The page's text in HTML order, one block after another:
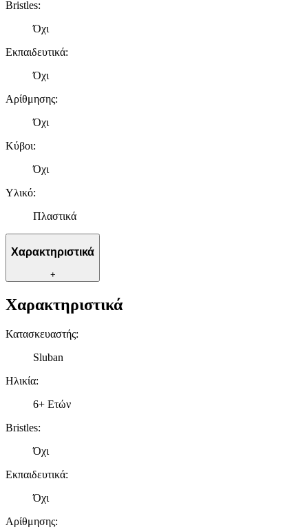
Bristles:
Όχι
Εκπαιδευτικά:
Όχι
Αρίθμησης:
Όχι
Κύβοι:
Όχι
Υλικό:
Πλαστικά
Χαρακτηριστικά
+
Χαρακτηριστικά
Κατασκευαστής:
Sluban
Ηλικία:
6+ Ετών
Bristles:
Όχι
Εκπαιδευτικά:
Όχι
Αρίθμησης: